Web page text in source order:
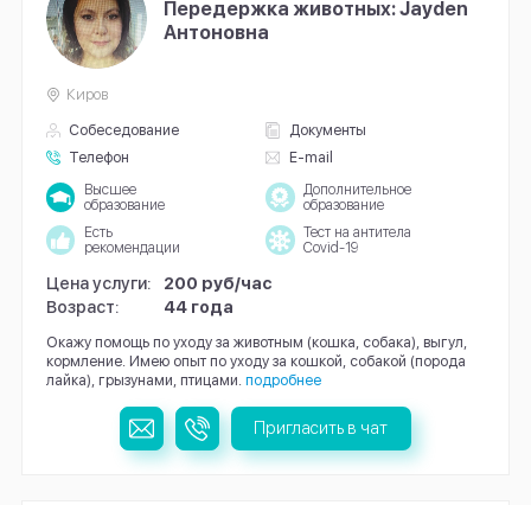
Передержка животных: Jayden
Антоновна
Собеседование
Документы
Телефон
E-mail
Киров
Высшее
образование
Дополнительное
образование
Есть
рекомендации
Тест на антитела
Covid-19
Цена услуги:
200 руб/час
Возраст:
44 года
Окажу помощь по уходу за животным (кошка, собака), выгул,
кормление. Имею опыт по уходу за кошкой, собакой (порода
лайка), грызунами, птицами. подробнее
Пригласить в чат